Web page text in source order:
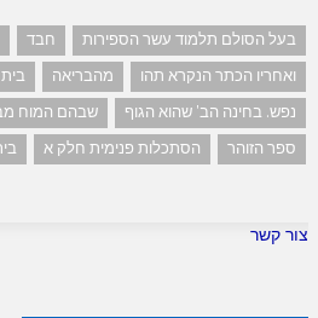
בעל הסולם תלמוד עשר הספירות חבד
ואחריו הכתר הנקרא תהו
מהבריאה
נפש. בחינה הב' שהוא הגוף
שבהם המוח
ספר הזוהר
הסתכלות פנימית חלק א
צור קשר